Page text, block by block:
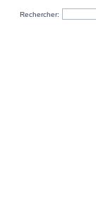
Rechercher: